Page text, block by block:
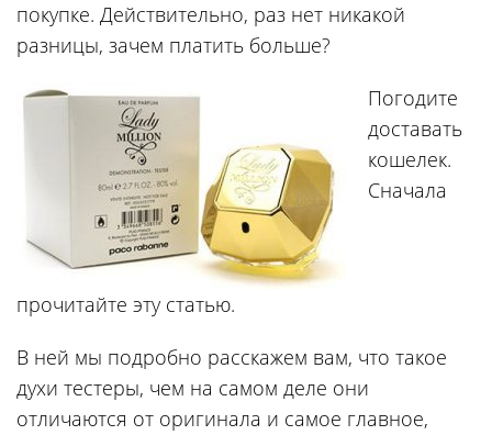
покупке. Действительно, раз нет никакой
разницы, зачем платить больше?
Погодите
доставать
кошелек.
Сначала
прочитайте эту статью.
В ней мы подробно расскажем вам, что такое
духи тестеры, чем на самом деле они
отличаются от оригинала и самое главное,